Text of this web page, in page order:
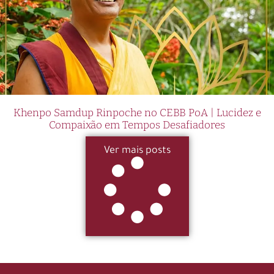
Khenpo Samdup Rinpoche no CEBB PoA | Lucidez e
Compaixão em Tempos Desafiadores
Ver mais posts